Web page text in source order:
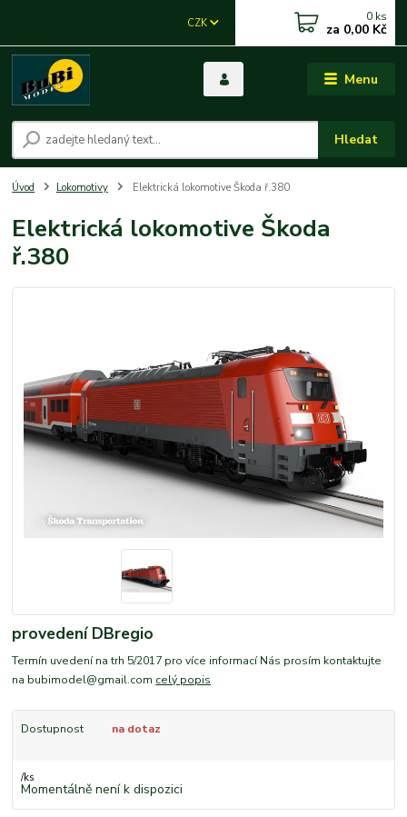
Menu
CZK
Hledat
0 ks
za 0,00 Kč
Úvod Lokomotivy Elektrická lokomotive Škoda ř.380
Elektrická lokomotive Škoda
ř.380
provedení DBregio
Termín uvedení na trh 5/2017 pro více informací Nás prosím kontaktujte
na bubimodel@gmail.com celý popis
Dostupnost na dotaz
/ks
Momentálně není k dispozici